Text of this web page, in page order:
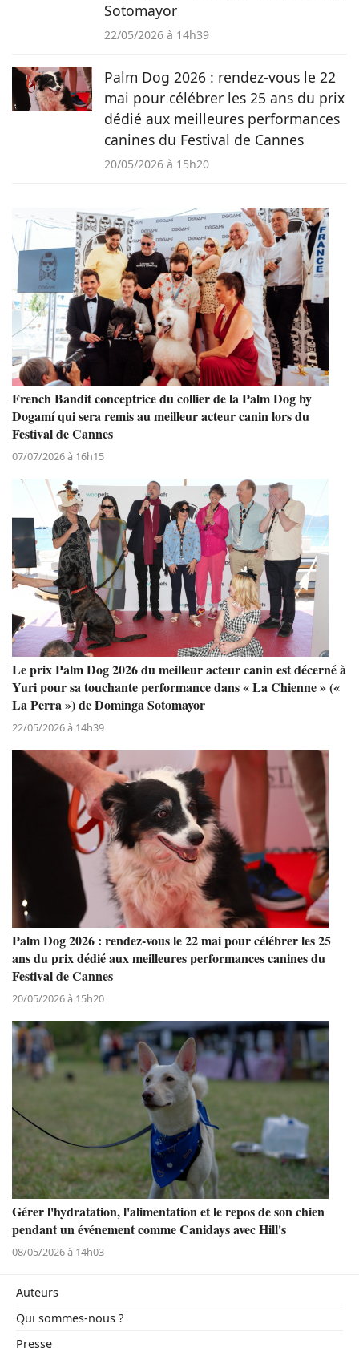
Sotomayor
22/05/2026 à 14h39
Palm Dog 2026 : rendez-vous le 22
mai pour célébrer les 25 ans du prix
dédié aux meilleures performances
canines du Festival de Cannes
20/05/2026 à 15h20
French Bandit conceptrice du collier de la Palm Dog by
Dogamí qui sera remis au meilleur acteur canin lors du
Festival de Cannes
07/07/2026 à 16h15
Le prix Palm Dog 2026 du meilleur acteur canin est décerné à
Yuri pour sa touchante performance dans « La Chienne » («
La Perra ») de Dominga Sotomayor
22/05/2026 à 14h39
Palm Dog 2026 : rendez-vous le 22 mai pour célébrer les 25
ans du prix dédié aux meilleures performances canines du
Festival de Cannes
20/05/2026 à 15h20
Gérer l'hydratation, l'alimentation et le repos de son chien
pendant un événement comme Canidays avec Hill's
08/05/2026 à 14h03
Auteurs
Qui sommes-nous ?
Presse